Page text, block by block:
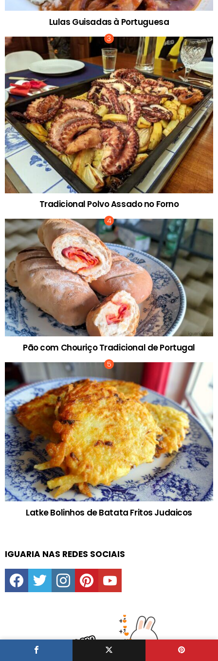
Lulas Guisadas à Portuguesa
Tradicional Polvo Assado no Forno
Pão com Chouriço Tradicional de Portugal
Latke Bolinhos de Batata Fritos Judaicos
IGUARIA NAS REDES SOCIAIS
facebooktwitter instagrampinterestyoutube